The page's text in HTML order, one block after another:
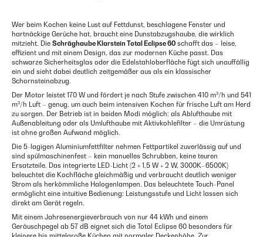
Wer beim Kochen keine Lust auf Fettdunst, beschlagene Fenster und
hartnäckige Gerüche hat, braucht eine Dunstabzugshaube, die wirklich
mitzieht. Die Schräghaube Klarstein Total Eclipse 60 schafft das – leise,
effizient und mit einem Design, das zur modernen Küche passt. Das
schwarze Sicherheitsglas oder die Edelstahloberfläche fügt sich unauffällig
ein und sieht dabei deutlich zeitgemäßer aus als ein klassischer
Schornsteinabzug.
Der Motor leistet 170 W und fördert je nach Stufe zwischen 410 m³/h und 541
m³/h Luft – genug, um auch beim intensiven Kochen für frische Luft am Herd
zu sorgen. Der Betrieb ist in beiden Modi möglich: als Ablufthaube mit
Außenableitung oder als Umlufthaube mit Aktivkohlefilter – die Umrüstung
ist ohne großen Aufwand möglich.
Die 5-lagigen Aluminiumfettfilter nehmen Fettpartikel zuverlässig auf und
sind spülmaschinenfest – kein manuelles Schrubben, keine teuren
Ersatzteile. Das integrierte LED-Licht (2 × 1,5 W + 2 W, 3000K–6500K)
beleuchtet die Kochfläche gleichmäßig und verbraucht deutlich weniger
Strom als herkömmliche Halogenlampen. Das beleuchtete Touch-Panel
ermöglicht eine intuitive Bedienung: Leistungsstufe und Licht lassen sich
direkt am Gerät regeln.
Mit einem Jahresenergieverbrauch von nur 44 kWh und einem
Geräuschpegel ab 57 dB eignet sich die Total Eclipse 60 besonders für